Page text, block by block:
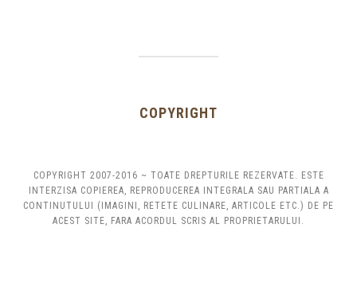
COPYRIGHT
COPYRIGHT 2007-2016 ~ TOATE DREPTURILE REZERVATE. ESTE
INTERZISA COPIEREA, REPRODUCEREA INTEGRALA SAU PARTIALA A
CONTINUTULUI (IMAGINI, RETETE CULINARE, ARTICOLE ETC.) DE PE
ACEST SITE, FARA ACORDUL SCRIS AL PROPRIETARULUI.